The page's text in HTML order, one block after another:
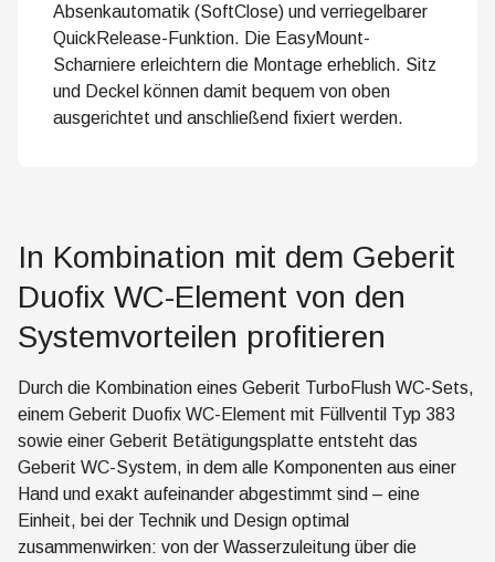
Absenkautomatik (SoftClose) und verriegelbarer
QuickRelease-Funktion. Die EasyMount-
Scharniere erleichtern die Montage erheblich. Sitz
und Deckel können damit bequem von oben
ausgerichtet und anschließend fixiert werden.
In Kombination mit dem Geberit
Duofix WC-Element von den
Systemvorteilen profitieren
Durch die Kombination eines Geberit TurboFlush WC-Sets,
einem Geberit Duofix WC-Element mit Füllventil Typ 383
sowie einer Geberit Betätigungsplatte entsteht das
Geberit WC-System, in dem alle Komponenten aus einer
Hand und exakt aufeinander abgestimmt sind – eine
Einheit, bei der Technik und Design optimal
zusammenwirken: von der Wasserzuleitung über die